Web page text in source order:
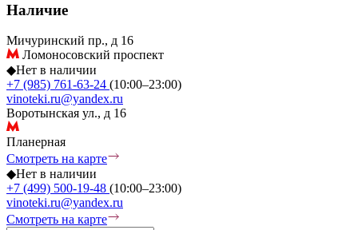
Наличие
Мичуринский пр., д 16
Ломоносовский проспект
◆Нет в наличии
+7 (985) 761-63-24 (10:00–23:00)
vinoteki.ru@yandex.ru
Воротынская ул., д 16
Планерная
Смотреть на карте
◆Нет в наличии
+7 (499) 500-19-48 (10:00–23:00)
vinoteki.ru@yandex.ru
Смотреть на карте